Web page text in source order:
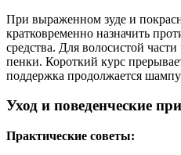
При выраженном зуде и
кратковременно назначить
средства. Для волосистой
пенки. Короткий курс
поддержка продолжается
Уход и поведенческие
Практические советы: